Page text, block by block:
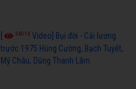
36016 Video] Bụi đời - Cải lương
trước 1975 Hùng Cường, Bạch Tuyết,
Mỹ Châu, Dũng Thanh Lâm